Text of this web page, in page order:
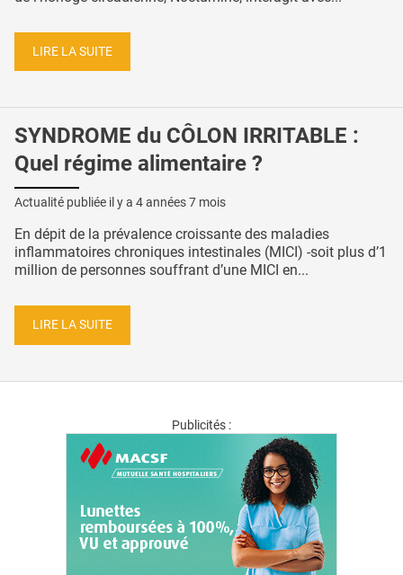
LIRE LA SUITE
SYNDROME du CÔLON IRRITABLE :
Quel régime alimentaire ?
Actualité publiée il y a 4 années 7 mois
En dépit de la prévalence croissante des maladies
inflammatoires chroniques intestinales (MICI) -soit plus d’1
million de personnes souffrant d’une MICI en...
LIRE LA SUITE
Publicités :